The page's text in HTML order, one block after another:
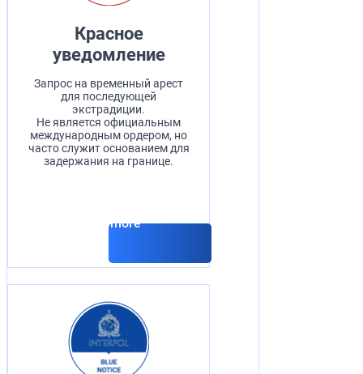
Красное
уведомление
Запрос на временный арест
для последующей
экстрадиции.
Не является официальным
международным ордером, но
часто служит основанием для
задержания на границе.
Read more